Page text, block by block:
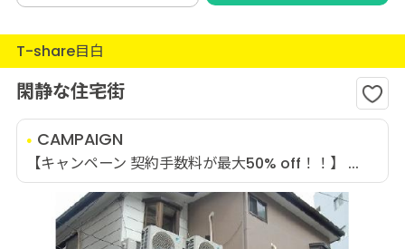
T-share目白
閑静な住宅街
CAMPAIGN
【キャンペーン 契約手数料が最大50% off！！】 ...